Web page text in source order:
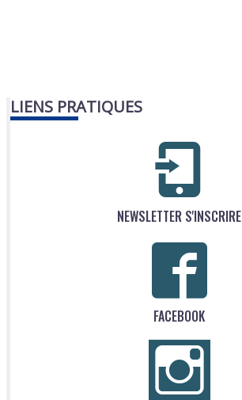
LIENS PRATIQUES
NEWSLETTER S'INSCRIRE
FACEBOOK